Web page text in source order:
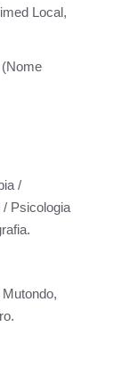
Local,
/
/ Psicologia